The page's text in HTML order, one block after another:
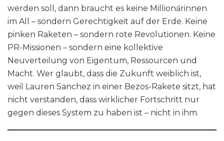
werden soll, dann braucht es keine Millionärinnen
im All – sondern Gerechtigkeit auf der Erde. Keine
pinken Raketen – sondern rote Revolutionen. Keine
PR-Missionen – sondern eine kollektive
Neuverteilung von Eigentum, Ressourcen und
Macht. Wer glaubt, dass die Zukunft weiblich ist,
weil Lauren Sanchez in einer Bezos-Rakete sitzt, hat
nicht verstanden, dass wirklicher Fortschritt nur
gegen dieses System zu haben ist – nicht in ihm.